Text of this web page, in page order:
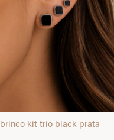
brinco kit trio black prata